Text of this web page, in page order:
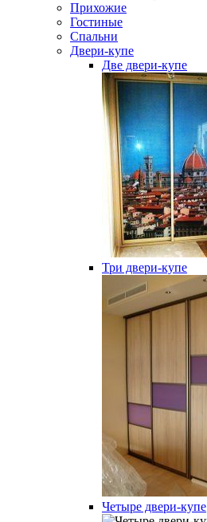
Прихожие
Гостиные
Спальни
Двери-купе
Две двери-купе
Три двери-купе
Четыре двери-купе